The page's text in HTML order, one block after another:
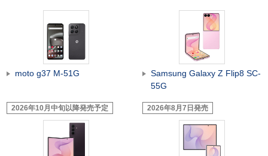
moto g37 M-51G
2026年10月中旬以降発売予定
Samsung Galaxy Z Flip8 SC-
55G
2026年8月7日発売